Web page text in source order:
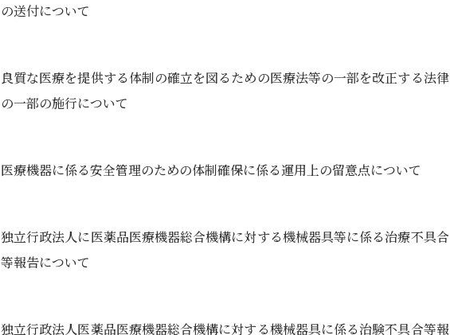
の送付について
良質な医療を提供する体制の確立を図るための医療法等の一部を改正する法律
の一部の施行について
医療機器に係る安全管理のための体制確保に係る運用上の留意点について
独立行政法人に医薬品医療機器総合機構に対する機械器具等に係る治療不具合
等報告について
独立行政法人医薬品医療機器総合機構に対する機械器具に係る治験不具合等報